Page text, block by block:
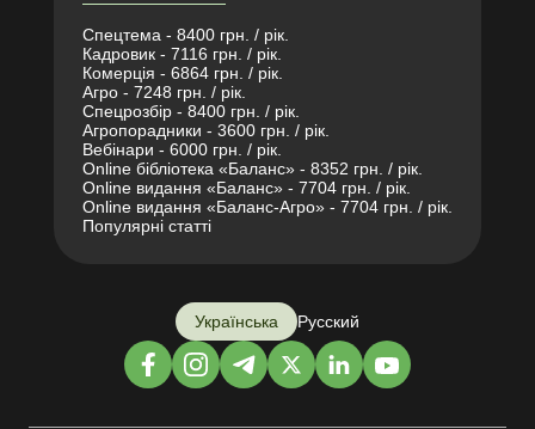
Спецтема - 8400 грн. / рік.
Кадровик - 7116 грн. / рік.
Комерція - 6864 грн. / рік.
Агро - 7248 грн. / рік.
Спецрозбір - 8400 грн. / рік.
Агропорадники - 3600 грн. / рік.
Вебінари - 6000 грн. / рік.
Online бібліотека «Баланс» - 8352 грн. / рік.
Online видання «Баланс» - 7704 грн. / рік.
Online видання «Баланс-Агро» - 7704 грн. / рік.
Популярні статті
Українська Русский